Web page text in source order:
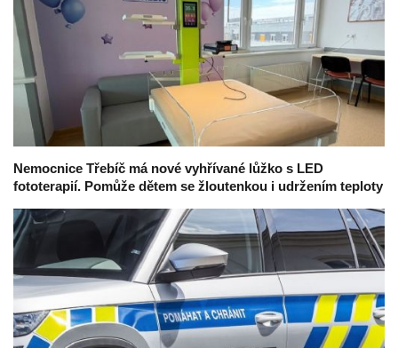
Nemocnice Třebíč má nové vyhřívané lůžko s LED
fototerapií. Pomůže dětem se žloutenkou i udržením teploty